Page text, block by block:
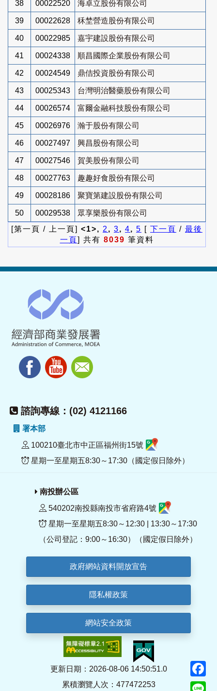
38 00022520 海卓立股份有限公司
39 00022628 秝埜營造股份有限公司
40 00022985 嘉宇建設股份有限公司
41 00024338 順昌國際企業股份有限公司
42 00024549 鼎佶投資股份有限公司
43 00025343 台灣明治醫藥股份有限公司
44 00026574 富爾金融科技股份有限公司
45 00026976 瀚于股份有限公司
46 00027497 興昌股份有限公司
47 00027546 賀美股份有限公司
48 00027763 趣趣好食股份有限公司
49 00028186 聚寶第建設股份有限公司
50 00029538
眾享樂股份有限公司
[第一頁 / 上一頁] <1>, 2 , 3, 4, 5 [ 下一頁 / 最後
一頁] 共有 8039 筆資料
諮詢專線：(02) 4121166
署本部
100210臺北市中正區福州街15號
星期一至星期五8:30～17:30（國定假日除外）
南投辦公區
540202南投縣南投市省府路4號
星期一至星期五8:30～12:30 | 13:30～17:30
（公司登記：9:00～16:30）（國定假日除外）
政府網站資料開放宣告
隱私權政策
網站安全政策
更新日期：2026-08-06 14:50:51.0
累積瀏覽人次：477472253